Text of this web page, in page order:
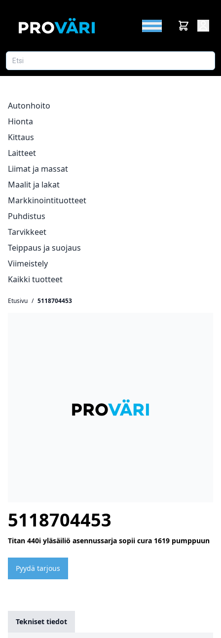
Autonhoito
Hionta
Kittaus
Laitteet
Liimat ja massat
Maalit ja lakat
Markkinointituotteet
Puhdistus
Tarvikkeet
Teippaus ja suojaus
Viimeistely
Kaikki tuotteet
Etusivu / 5118704453
5118704453
Titan 440i yläsäiliö asennussarja sopii cura 1619 pumppuun
Pyydä tarjous
Tekniset tiedot